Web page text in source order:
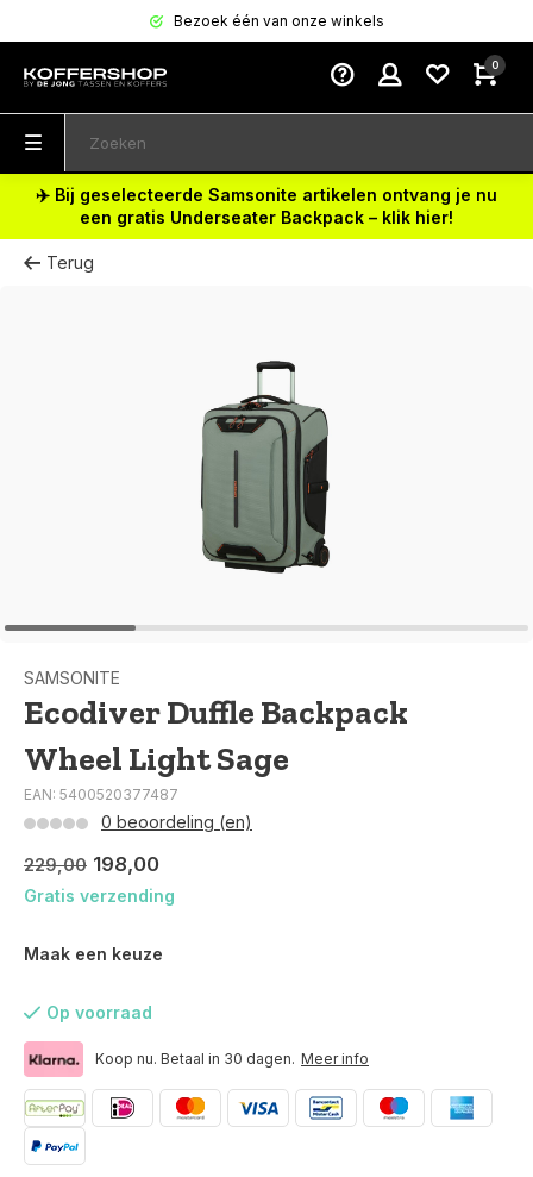
Bezoek één van onze winkels
0
✈️ Bij geselecteerde Samsonite artikelen ontvang je nu
een gratis Underseater Backpack – klik hier!
Terug
SAMSONITE
Ecodiver Duffle Backpack
Wheel Light Sage
EAN: 5400520377487
0 beoordeling (en)
229,00 198,00
Gratis verzending
Maak een keuze
Op voorraad
Koop nu. Betaal in 30 dagen. Meer info